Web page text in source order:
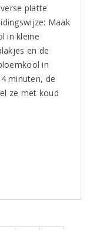
platte
Maak
in kleine
en de
in
minuten, de
ze met koud